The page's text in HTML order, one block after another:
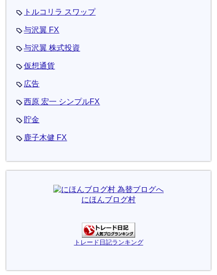
トルコリラ スワップ
与沢翼 FX
与沢翼 株式投資
仮想通貨
広告
西原 宏一 シンプルFX
貯金
鹿子木健 FX
にほんブログ村
トレード日記ランキング